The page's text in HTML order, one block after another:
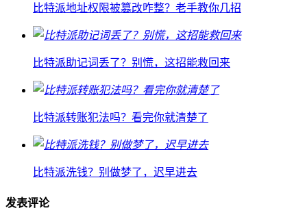
比特派地址权限被篡改咋整？老手教你几招
比特派助记词丢了？别慌，这招能救回来
比特派转账犯法吗？看完你就清楚了
比特派洗钱？别做梦了，迟早进去
发表评论